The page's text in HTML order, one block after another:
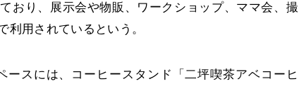
おり、展示会や物販、ワークショップ、ママ会、撮
利用されているという。
スには、コーヒースタンド「二坪喫茶アベコーヒ